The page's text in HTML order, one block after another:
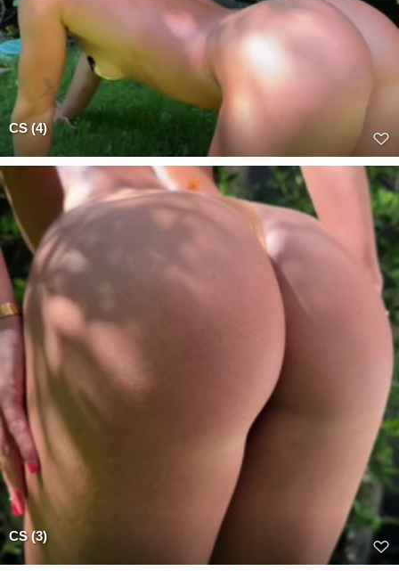
CS (4)
CS (3)